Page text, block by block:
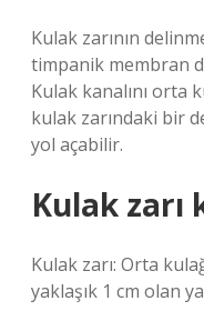
Kulak zarının
timpanik membran
Kulak kanalını orta
kulak zarındaki bir
yol açabilir.
Kulak zarı
Kulak zarı: Orta
yaklaşık 1 cm olan